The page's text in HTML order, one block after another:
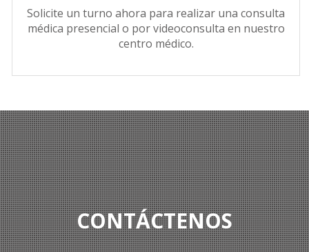
Solicite un turno ahora para realizar una consulta
médica presencial o por videoconsulta en nuestro
centro médico.
CONTÁCTENOS